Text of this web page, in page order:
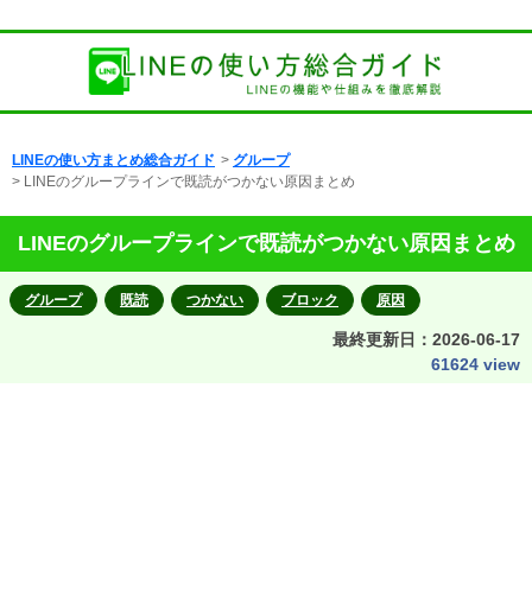
LINEの使い方まとめ総合ガイド > グループ
> LINEのグループラインで既読がつかない原因まとめ
LINEのグループラインで既読がつかない原因まとめ
グループ 既読 つかない ブロック 原因
最終更新日： 2026-06-17
61624 view